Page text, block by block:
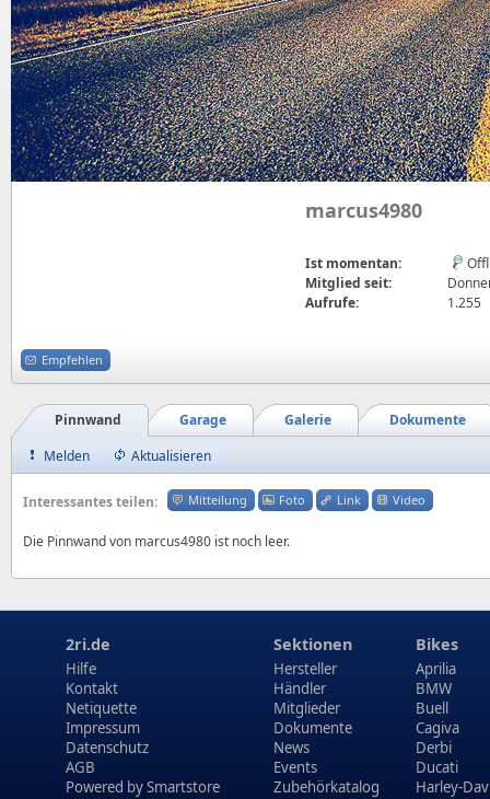
marcus4980
Ist momentan:
Mitglied seit:
Aufrufe:
1.255
Empfehlen
Dokumente
Galerie
Garage
Pinnwand
Melden
Aktualisieren
Interessantes teilen: Mitteilung Foto Link Video
Die Pinnwand von marcus4980 ist noch leer.
2ri.de
Hilfe
Kontakt
Netiquette
Impressum
Datenschutz
AGB
Powered bySmartstore
Sektionen
Hersteller
Händler
Mitglieder
Dokumente
News
Events
Zubehörkatalog
Bikes
Aprilia
BMW
Buell
Cagiva
Derbi
Ducati
Harley-